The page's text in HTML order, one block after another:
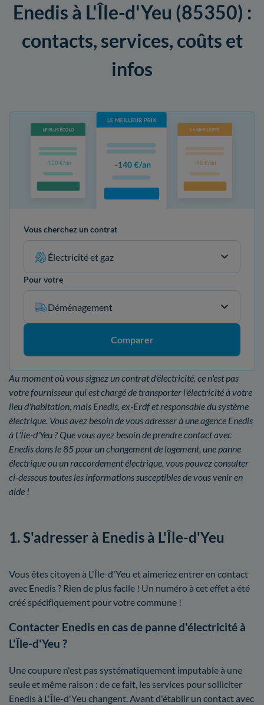
Enedis à L'Île-d'Yeu (85350) :
contacts, services, coûts et
infos
Vous cherchez un contrat
Électricité et gaz
Pour votre
Déménagement
Comparer
Au moment où vous signez un contrat d'électricité, ce n'est pas
votre fournisseur qui est chargé de transporter l'électricité à votre
lieu d'habitation, mais Enedis, ex-Erdf et responsable du système
électrique. Vous avez besoin de vous adresser à une agence Enedis
à L'Île-d'Yeu ? Que vous ayez besoin de prendre contact avec
Enedis dans le 85 pour un changement de logement, une panne
électrique ou un raccordement électrique, vous pouvez consulter
ci-dessous toutes les informations susceptibles de vous venir en
aide !
1. S'adresser à Enedis à L'Île-d'Yeu
Vous êtes citoyen à L'Île-d'Yeu et aimeriez entrer en contact
avec Enedis ? Rien de plus facile ! Un numéro à cet effet a été
créé spécifiquement pour votre commune !
Contacter Enedis en cas de panne d'électricité à
L'Île-d'Yeu ?
Une coupure n'est pas systématiquement imputable à une
seule et même raison : de ce fait, les services pour solliciter
Enedis à L'Île-d'Yeu changent. Avant d'établir un contact avec